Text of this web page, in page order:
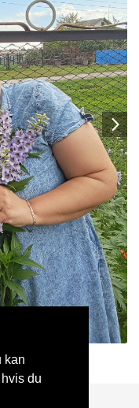
kan
du